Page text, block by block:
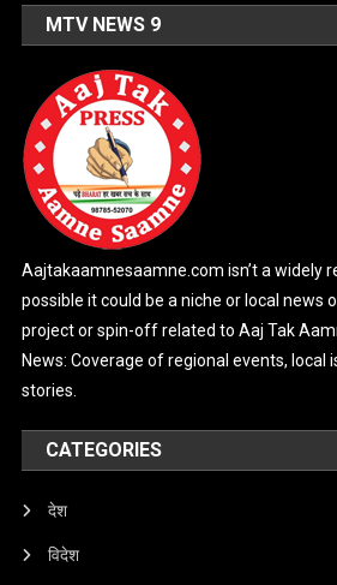
MTV NEWS 9
Aajtakaamnesaamne.com isn’t a widely
possible it could be a niche or local news
project or spin-off related to Aaj Tak
News: Coverage of regional events, local
stories.
CATEGORIES
देश
विदेश